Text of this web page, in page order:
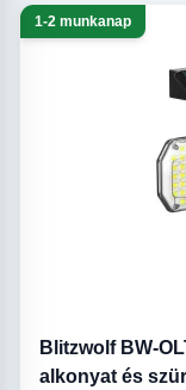
1-2 munkanap
Blitzwolf BW-
alkonyat és